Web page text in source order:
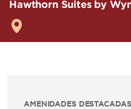
Hawthorn Suites by
AMENIDADES DESTACADAS